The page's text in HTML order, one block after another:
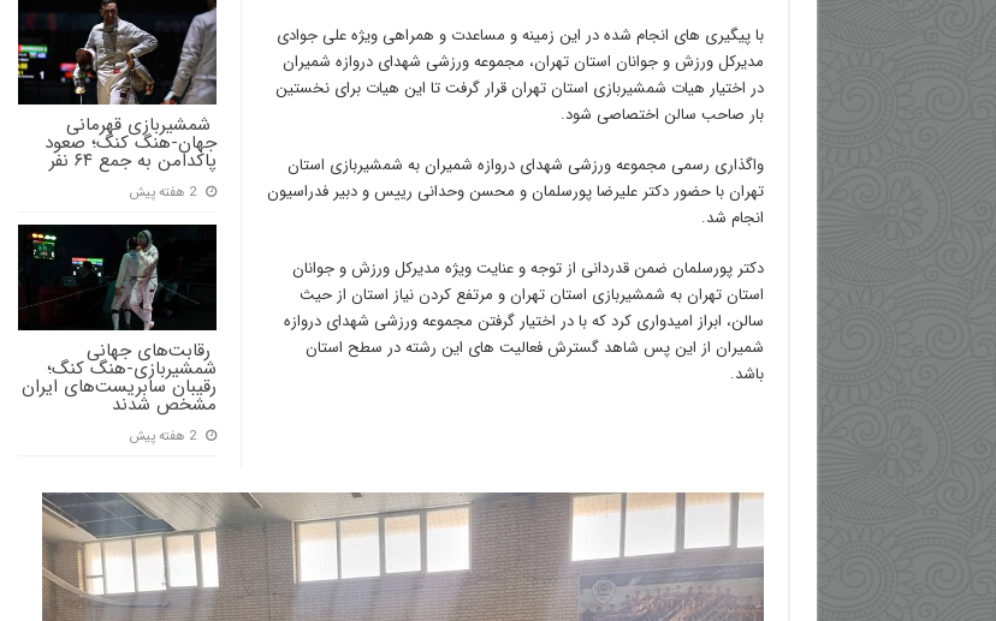
‍ شمشیربازی قهرمانی
جهان-هنگ کنگ؛ صعود
پاکدامن به جمع ۶۴ نفر
2 هفته پیش
‍ رقابت‌های جهانی
شمشیربازی-هنگ کنگ؛
رقیبان سابریست‌های ایران
مشخص شدند
2 هفته پیش
با پیگیری های انجام شده در این زمینه و مساعدت و همراهی ویژه علی جوادی
مدیرکل ورزش و جوانان استان تهران، مجموعه ورزشی شهدای دروازه شمیران
در اختیار هیات شمشیربازی استان تهران قرار گرفت تا این هیات برای نخستین
بار صاحب سالن اختصاصی شود.
واگذاری رسمی مجموعه ورزشی شهدای دروازه شمیران به شمشیربازی استان
تهران با حضور دکتر علیرضا پورسلمان و محسن وحدانی رییس و دبیر فدراسیون
انجام شد.
دکتر پورسلمان ضمن قدردانی از توجه و عنایت ویژه مدیرکل ورزش و جوانان
استان تهران به شمشیربازی استان تهران و مرتفع کردن نیاز استان از حیث
سالن، ابراز امیدواری کرد که با در اختیار گرفتن مجموعه ورزشی شهدای دروازه
شمیران از این پس شاهد گسترش فعالیت های این رشته در سطح استان
باشد.